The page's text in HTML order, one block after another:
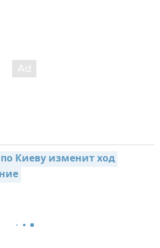
Киеву изменит ход